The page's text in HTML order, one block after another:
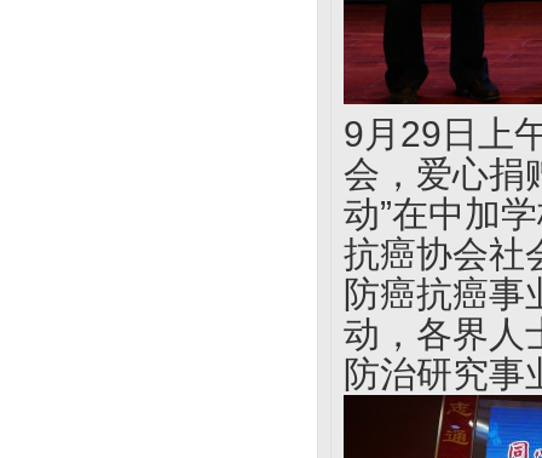
9月29日上
会，爱心捐
动”在中加
抗癌协会社
防癌抗癌事
动，各界人
防治研究事